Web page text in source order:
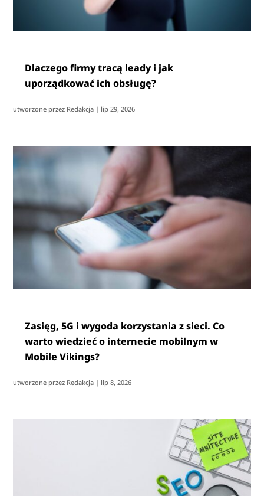
Dlaczego firmy tracą leady i jak
uporządkować ich obsługę?
utworzone przez Redakcja | lip 29, 2026
Zasięg, 5G i wygoda korzystania z sieci. Co
warto wiedzieć o internecie mobilnym w
Mobile Vikings?
utworzone przez Redakcja | lip 8, 2026